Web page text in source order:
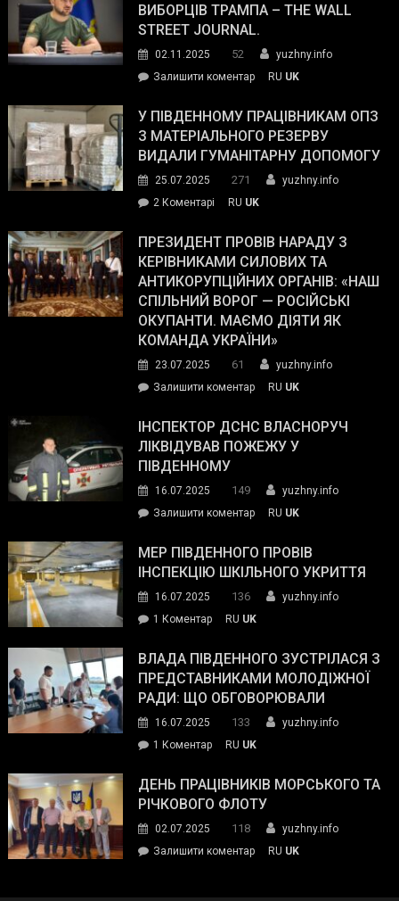
ВИБОРЦІВ ТРАМПА – THE WALL
STREET JOURNAL.
02.11.2025 52
yuzhny.info
Залишити коментарon
завойовує
симпатії
виборців
The
Street
Journal.
RU UK
У ПІВДЕННОМУ ПРАЦІВНИКАМ ОПЗ
З МАТЕРІАЛЬНОГО РЕЗЕРВУ
ВИДАЛИ ГУМАНІТАРНУ ДОПОМОГУ
25.07.2025 271
yuzhny.info
2 Коментарі
Південному
працівникам
ОПЗ
з
матеріального
резерву
гуманітарну
допомогу
RU UK
ПРЕЗИДЕНТ ПРОВІВ НАРАДУ З
КЕРІВНИКАМИ СИЛОВИХ ТА
АНТИКОРУПЦІЙНИХ ОРГАНІВ: «НАШ
СПІЛЬНИЙ ВОРОГ — РОСІЙСЬКІ
ОКУПАНТИ. МАЄМО ДІЯТИ ЯК
КОМАНДА УКРАЇНИ»
23.07.2025 61
yuzhny.info
Залишити коментарon
провів
нараду
силових
та
органів:
«Наш
спільний
окупанти.
Маємо
діяти
команда
RU UK
ІНСПЕКТОР ДСНС ВЛАСНОРУЧ
ЛІКВІДУВАВ ПОЖЕЖУ У
ПІВДЕННОМУ
16.07.2025 149
yuzhny.info
Залишити коментарon
ДСНС
власноруч
пожежу
у
RU UK
МЕР ПІВДЕННОГО ПРОВІВ
ІНСПЕКЦІЮ ШКІЛЬНОГО УКРИТТЯ
16.07.2025 136
yuzhny.info
1 Коментардо
Південного
провів
інспекцію
укриття
RU UK
ВЛАДА ПІВДЕННОГО ЗУСТРІЛАСЯ З
ПРЕДСТАВНИКАМИ МОЛОДІЖНОЇ
РАДИ: ЩО ОБГОВОРЮВАЛИ
16.07.2025 133
yuzhny.info
1 Коментардо
Південного
зустрілася
представниками
молодіжної
RU UK
ДЕНЬ ПРАЦІВНИКІВ МОРСЬКОГО ТА
РІЧКОВОГО ФЛОТУ
02.07.2025 118
yuzhny.info
Залишити коментарon
RU UK